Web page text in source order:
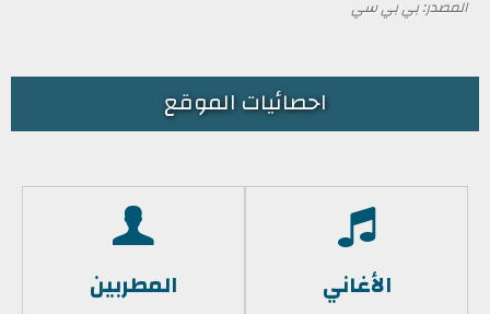
المصدر: بي بي سي
احصائيات الموقع
الأغاني المطربين